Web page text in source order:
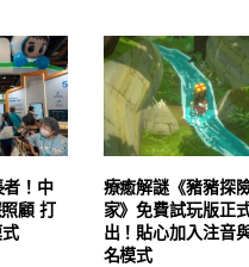
！中
顧 打
療癒解謎《豬豬探
家》免費試玩版正
出！貼心加入注音
名模式